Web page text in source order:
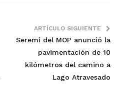
ARTÍCULO SIGUIENTE
Seremi del MOP anunció la
pavimentación de 10
kilómetros del camino a
Lago Atravesado